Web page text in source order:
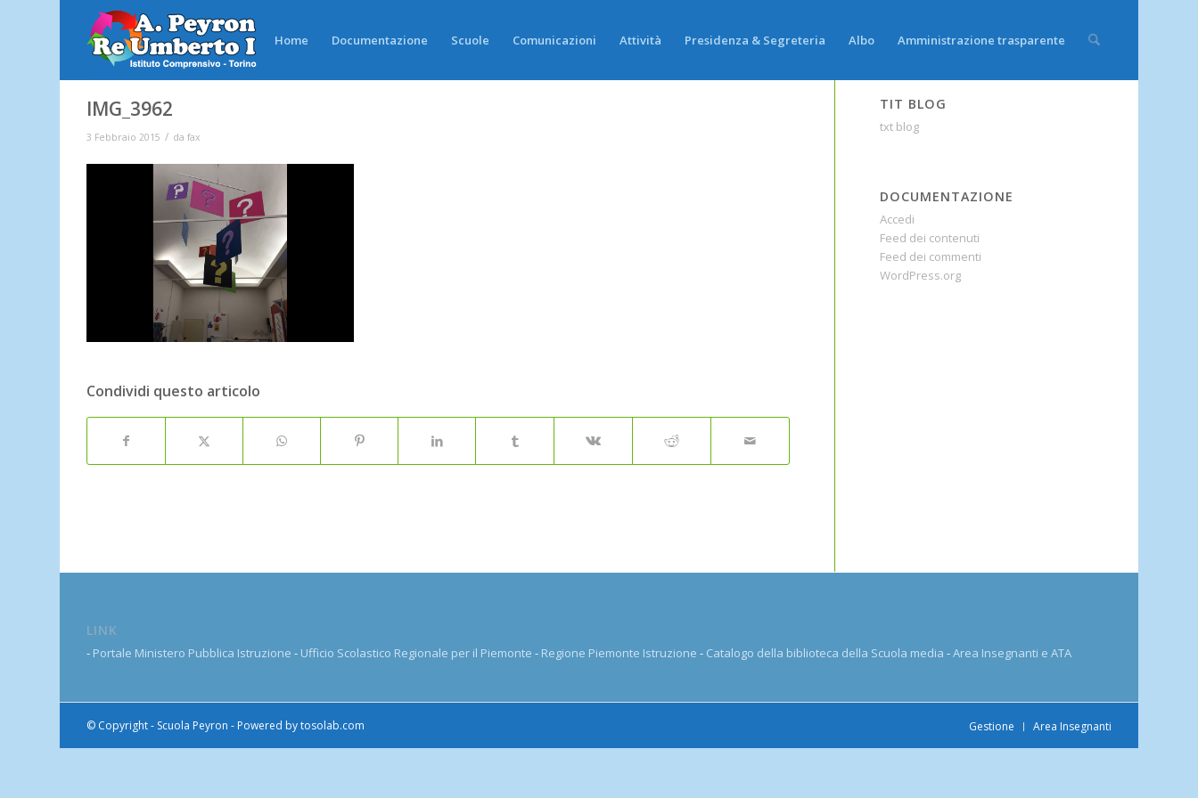
Home Documentazione Scuole Comunicazioni Attività Presidenza & Segreteria Albo Amministrazione trasparente
IMG_3962
3 Febbraio 2015 / dafax
Condividi questo articolo
TIT BLOG
txt blog
DOCUMENTAZIONE
Accedi
Feed dei contenuti
Feed dei commenti
WordPress.org
LINK
- Portale Ministero Pubblica Istruzione - Ufficio Scolastico Regionale per il Piemonte - Regione Piemonte Istruzione - Catalogo della biblioteca della Scuola media -Area Insegnanti e ATA
© Copyright - Scuola Peyron - Powered bytosolab.com Gestione Area Insegnanti